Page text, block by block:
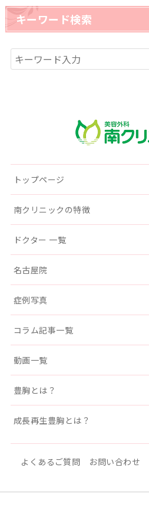
キーワード検索
トップページ
南クリニックの特徴
ドクター 一覧
名古屋院
症例写真
コラム記事一覧
動画一覧
豊胸とは？
成長再生豊胸とは？
よくあるご質問 お問い合わせ